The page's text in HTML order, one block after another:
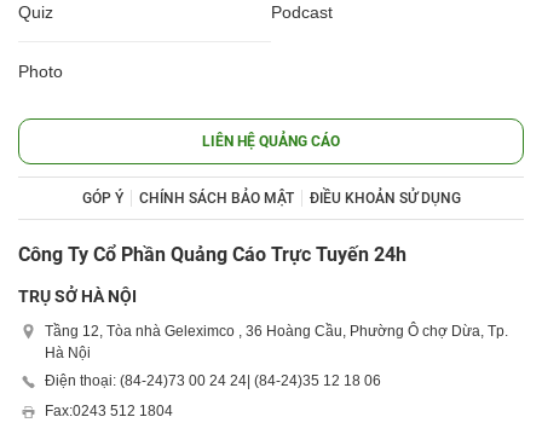
Quiz Podcast
Photo
LIÊN HỆ QUẢNG CÁO
GÓP Ý CHÍNH SÁCH BẢO MẬT ĐIỀU KHOẢN SỬ DỤNG
Công Ty Cổ Phần Quảng Cáo Trực Tuyến 24h
TRỤ SỞ HÀ NỘI
Tầng 12, Tòa nhà Geleximco , 36 Hoàng Cầu, Phường Ô chợ Dừa, Tp.
Hà Nội
Điện thoại: (84-24)73 00 24 24| (84-24)35 12 18 06
Fax:0243 512 1804